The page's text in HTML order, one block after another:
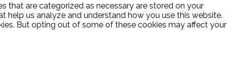
that are categorized as necessary are stored on your
us analyze and understand how you use this website.
But opting out of some of these cookies may affect your